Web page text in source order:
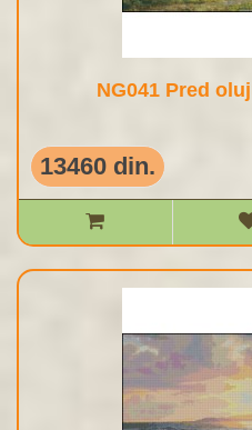
NG041 Pred
13460 din.